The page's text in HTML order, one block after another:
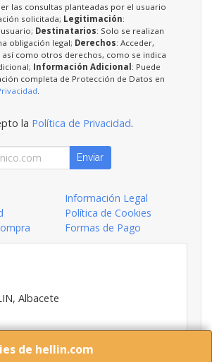
de hellin.com
las consultas planteadas por el usuario
solicitada; Legitimación:
Destinatarios: Solo se realizan
obligación legal; Derechos: Acceder,
como otros derechos, como se indica
Información Adicional: Puede
completa de Protección de Datos en
la Política de Privacidad.
Enviar
Información Legal
Política de Cookies
Formas de Pago
, Albacete